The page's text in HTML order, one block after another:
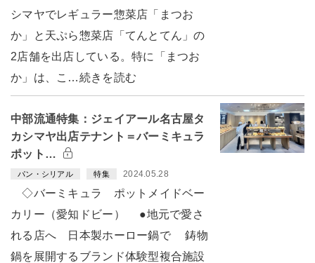
シマヤでレギュラー惣菜店「まつお
か」と天ぷら惣菜店「てんとてん」の
2店舗を出店している。特に「まつお
か」は、こ…続きを読む
中部流通特集：ジェイアール名古屋タ
カシマヤ出店テナント＝バーミキュラ
ポット…
パン・シリアル 特集 2024.05.28
◇バーミキュラ ポットメイドベー
カリー（愛知ドビー） ●地元で愛さ
れる店へ 日本製ホーロー鍋で 鋳物
鍋を展開するブランド体験型複合施設